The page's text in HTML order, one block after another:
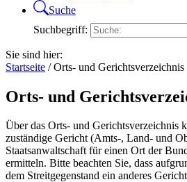
Suche
Suchbegriff:
Sie sind hier:
Startseite /Orts- und Gerichtsverzeichnis
Orts- und
Über das Orts- und Gerichtsverzeichnis
zuständige Gericht (Amts-, Land- und
Staatsanwaltschaft für einen Ort der
ermitteln. Bitte beachten Sie, dass
dem Streitgegenstand ein anderes